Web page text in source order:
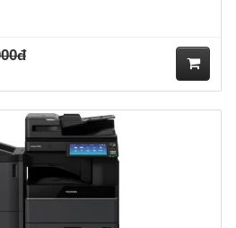
- Kết nối mạng.- Màn hình: LCD cảm